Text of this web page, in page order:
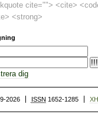
cite=""> <cite>
<strong>
dig
2026 ISSN 1652-1285